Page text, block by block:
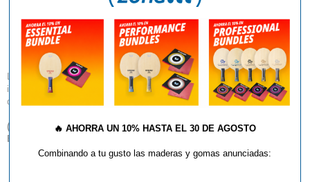
Pelotas Butterfly Classic
(3 ud)
La pelota de tenis de mesa clásica es ideal para entrenamientos
intensivos y partidos divertidos. Ofrece una excelente jugabilidad,
durabilidad y es adecuada para partidos en interiores y exteriores.
(
) Por favor, tenga en cuenta que sólo entregamos productos
Butterfly dentro del territorio español.
🔥 AHORRA UN 10% HASTA EL 30 DE AGOSTO
Combinando a tu gusto las maderas y gomas anunciadas: